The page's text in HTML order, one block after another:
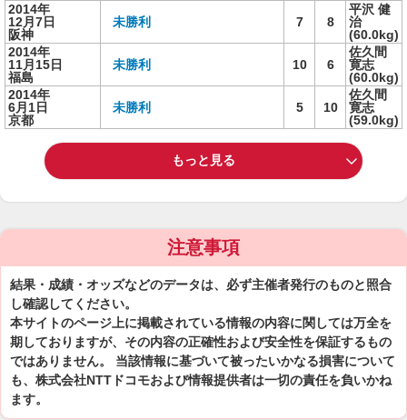
2014年
12月7日
阪神
未勝利 7 8
平沢 健
治
(60.0kg)
2014年
11月15日
福島
未勝利 10 6
佐久間
寛志
(60.0kg)
2014年
6月1日
京都
未勝利 5 10
佐久間
寛志
(59.0kg)
もっと見る
注意事項
結果・成績・オッズなどのデータは、必ず主催者発行のものと照合
し確認してください。
本サイトのページ上に掲載されている情報の内容に関しては万全を
期しておりますが、その内容の正確性および安全性を保証するもの
ではありません。 当該情報に基づいて被ったいかなる損害について
も、株式会社NTTドコモおよび情報提供者は一切の責任を負いかね
ます。